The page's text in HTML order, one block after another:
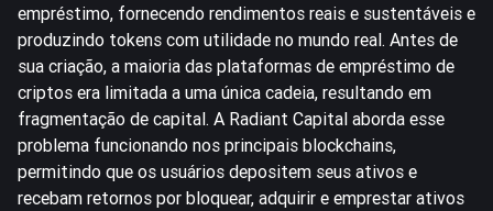
empréstimo, fornecendo rendimentos reais e sustentáveis e
produzindo tokens com utilidade no mundo real. Antes de
sua criação, a maioria das plataformas de empréstimo de
criptos era limitada a uma única cadeia, resultando em
fragmentação de capital. A Radiant Capital aborda esse
problema funcionando nos principais blockchains,
permitindo que os usuários depositem seus ativos e
recebam retornos por bloquear, adquirir e emprestar ativos